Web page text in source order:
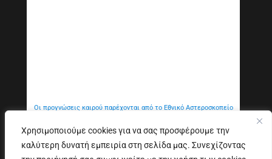
Χρησιμοποιούμε cookies για να σας προσφέρουμε την
καλύτερη δυνατή εμπειρία στη σελίδα μας. Συνεχίζοντας
Οι προγνώσεις καιρού παρέχονται από το Εθνικό Αστεροσκοπείο
Εξυπηρέτηση Κοινού Δήλωση προσβασιμότητας